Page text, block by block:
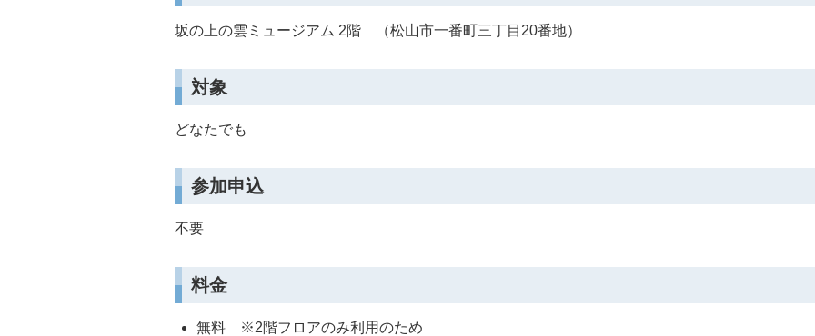
坂の上の雲ミュージアム 2階 （松山市一番町三丁目20番地）
対象
どなたでも
参加申込
不要
料金
無料 ※2階フロアのみ利用のため